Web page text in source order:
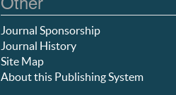
Journal Sponsorship
Journal History
Site Map
About this Publishing System